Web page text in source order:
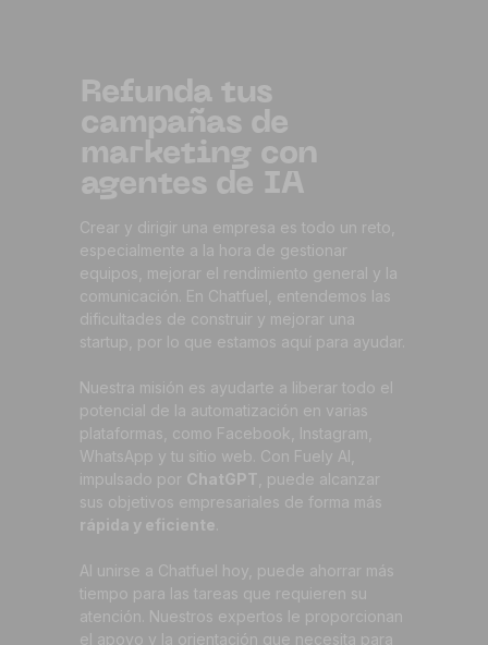
Crear y dirigir una empresa es todo un reto,
especialmente a la hora de gestionar
equipos, mejorar el rendimiento general y la
comunicación. En Chatfuel, entendemos las
dificultades de construir y mejorar una
startup, por lo que estamos aquí para ayudar.
Nuestra misión es ayudarte a liberar todo el
potencial de la automatización en varias
plataformas, como Facebook, Instagram,
WhatsApp y tu sitio web. Con Fuely AI,
impulsado por ChatGPT , puede alcanzar
sus objetivos empresariales de forma más
rápida y eficiente
Al unirse a Chatfuel hoy, puede ahorrar más
tiempo para las tareas que requieren su
atención. Nuestros expertos le proporcionan
el apoyo y la orientación que necesita para
Refunda tus
campañas de
marketing con
agentes de IA